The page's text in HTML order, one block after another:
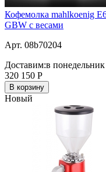
Кофемолка mahlkoenig
GBW с весами
Арт. 08b70204
Доставим:в понедельник
320 150 Р
В корзину
Новый